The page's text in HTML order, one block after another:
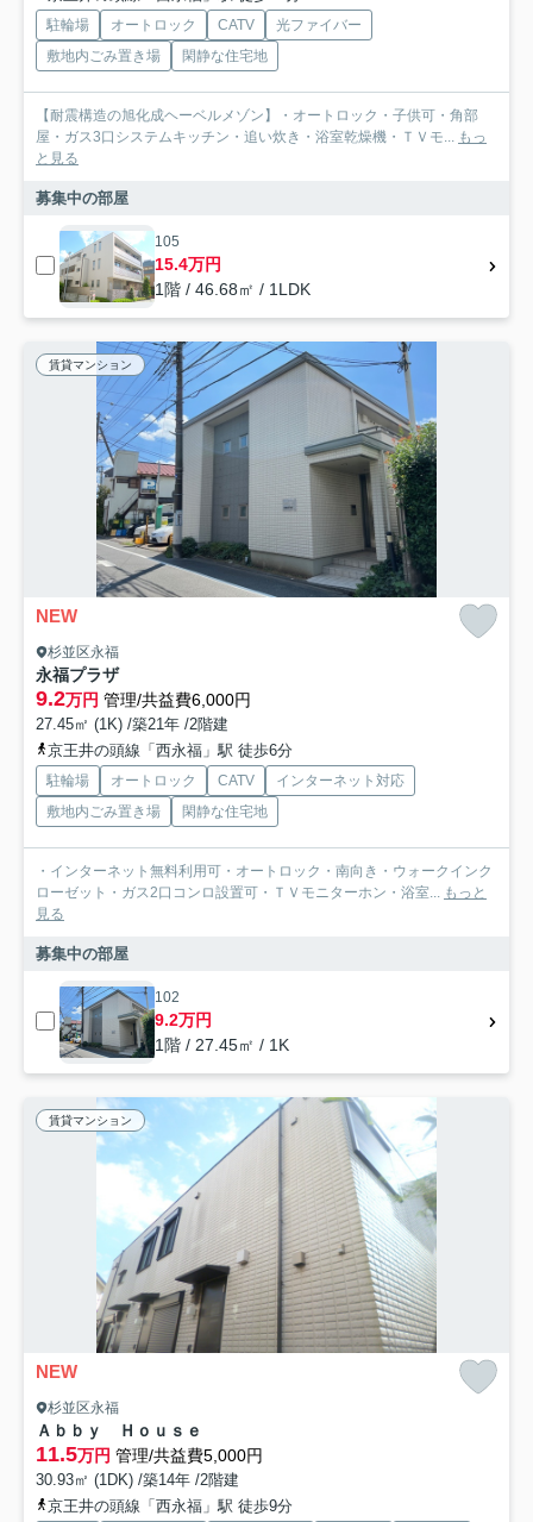
駐輪場 オートロック CATV
光ファイバー
敷地内ごみ置き場
閑静な住宅地
【耐震構造の旭化成ヘーベルメゾン】・オートロック・子供可・角部
屋・ガス3口システムキッチン・追い炊き・浴室乾燥機・ＴＶモ... もっ
と見る
募集中の部屋
105
15.4万円
1階 / 46.68㎡ / 1LDK
賃貸マンション
NEW
杉並区永福
永福プラザ
9.2万円 管理/共益費6,000円
27.45㎡ (1K) /築21年 /2階建
京王井の頭線「西永福」駅 徒歩6分
駐輪場 オートロック CATV
インターネット対応
敷地内ごみ置き場
閑静な住宅地
・インターネット無料利用可・オートロック・南向き・ウォークインク
ローゼット・ガス2口コンロ設置可・ＴＶモニターホン・浴室... もっと
見る
募集中の部屋
102
9.2万円
1階 / 27.45㎡ / 1K
賃貸マンション
NEW
杉並区永福
Ａｂｂｙ Ｈｏｕｓｅ
11.5万円 管理/共益費5,000円
30.93㎡ (1DK) /築14年 /2階建
京王井の頭線「西永福」駅 徒歩9分